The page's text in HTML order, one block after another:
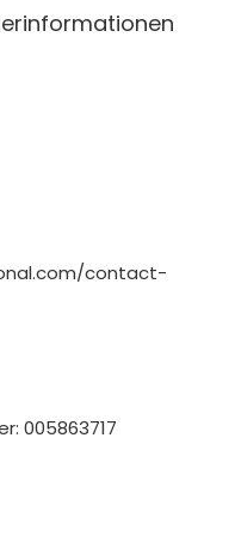
contact-
005863717